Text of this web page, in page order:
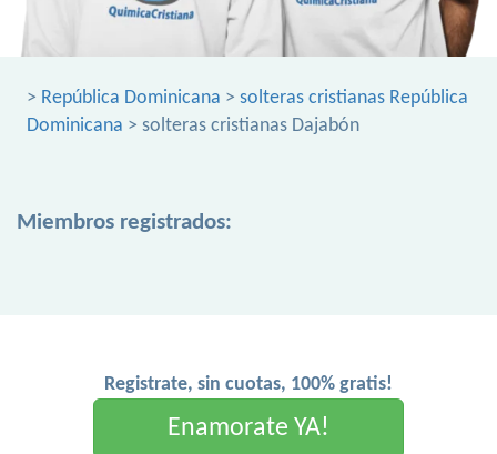
> República Dominicana > solteras cristianas República
Dominicana > solteras cristianas Dajabón
Miembros registrados:
Registrate, sin cuotas, 100% gratis!
Enamorate YA!